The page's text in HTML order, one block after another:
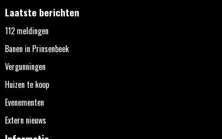
Laatste berichten
112 meldingen
Banen in Prinsenbeek
Vergunningen
Huizen te koop
Evenementen
Extern nieuws